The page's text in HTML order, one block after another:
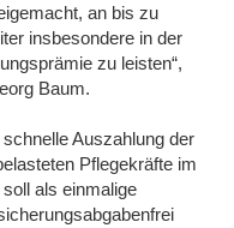
an bis zu
insbesondere in der
zu leisten“,
Baum.
Auszahlung der
Pflegekräfte im
als einmalige